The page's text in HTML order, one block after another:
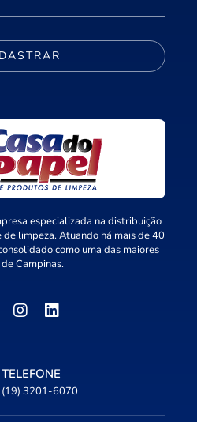
especializada na distribuição
limpeza. Atuando há mais de 40
como uma das maiores
Campinas.
TELEFONE
(19) 3201-6070